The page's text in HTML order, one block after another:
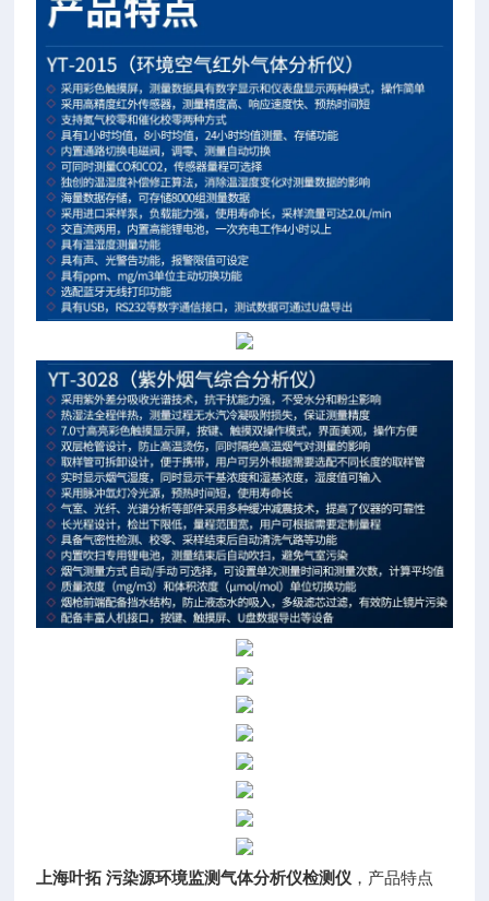
上海叶拓 污染源环境监测气体分析仪检测仪 ，产品特点